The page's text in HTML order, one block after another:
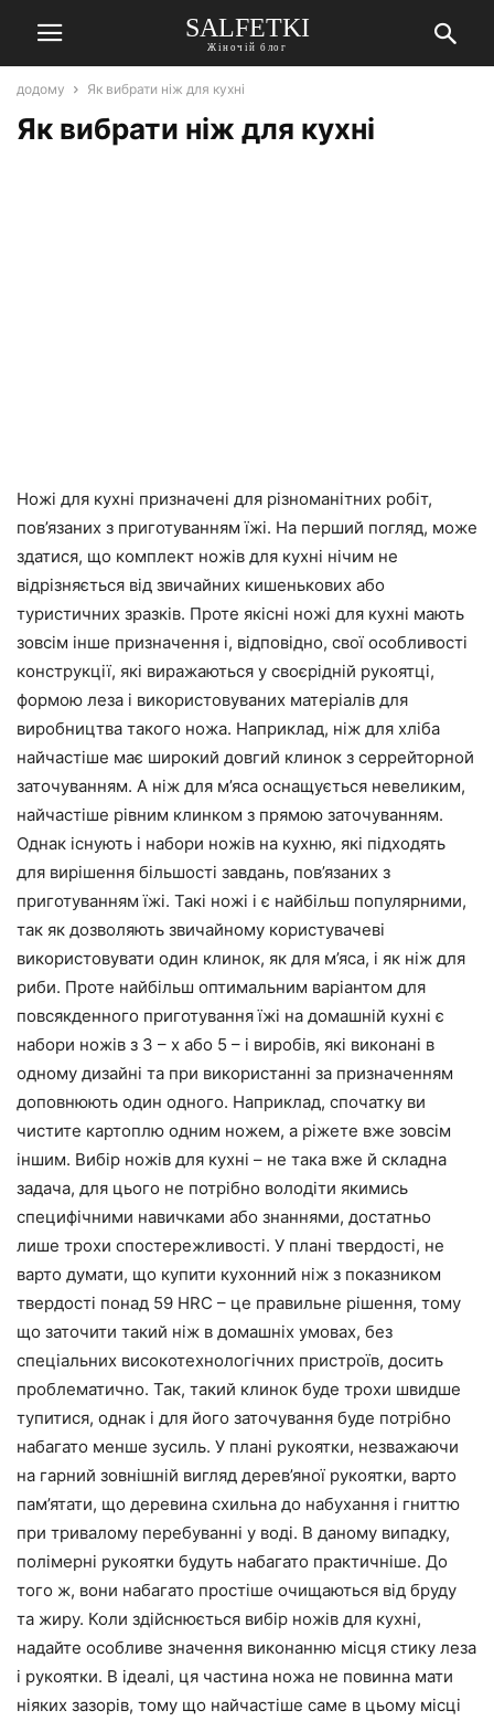
SALFETKI
Жіночій блог
додому Як вибрати ніж для кухні
Як вибрати ніж для кухні
Ножі для кухні призначені для різноманітних робіт,
пов’язаних з приготуванням їжі. На перший погляд, може
здатися, що комплект ножів для кухні нічим не
відрізняється від звичайних кишенькових або
туристичних зразків. Проте якісні ножі для кухні мають
зовсім інше призначення і, відповідно, свої особливості
конструкції, які виражаються у своєрідній рукоятці,
формою леза і використовуваних матеріалів для
виробництва такого ножа. Наприклад, ніж для хліба
найчастіше має широкий довгий клинок з серрейторной
заточуванням. А ніж для м’яса оснащується невеликим,
найчастіше рівним клинком з прямою заточуванням.
Однак існують і набори ножів на кухню, які підходять
для вирішення більшості завдань, пов’язаних з
приготуванням їжі. Такі ножі і є найбільш популярними,
так як дозволяють звичайному користувачеві
використовувати один клинок, як для м’яса, і як ніж для
риби. Проте найбільш оптимальним варіантом для
повсякденного приготування їжі на домашній кухні є
набори ножів з 3 – х або 5 – і виробів, які виконані в
одному дизайні та при використанні за призначенням
доповнюють один одного. Наприклад, спочатку ви
чистите картоплю одним ножем, а ріжете вже зовсім
іншим. Вибір ножів для кухні – не така вже й складна
задача, для цього не потрібно володіти якимись
специфічними навичками або знаннями, достатньо
лише трохи спостережливості. У плані твердості, не
варто думати, що купити кухонний ніж з показником
твердості понад 59 HRC – це правильне рішення, тому
що заточити такий ніж в домашніх умовах, без
спеціальних високотехнологічних пристроїв, досить
проблематично. Так, такий клинок буде трохи швидше
тупитися, однак і для його заточування буде потрібно
набагато менше зусиль. У плані рукоятки, незважаючи
на гарний зовнішній вигляд дерев’яної рукоятки, варто
пам’ятати, що деревина схильна до набухання і гниттю
при тривалому перебуванні у воді. В даному випадку,
полімерні рукоятки будуть набагато практичніше. До
того ж, вони набагато простіше очищаються від бруду
та жиру. Коли здійснюється вибір ножів для кухні,
надайте особливе значення виконанню місця стику леза
і рукоятки. В ідеалі, ця частина ножа не повинна мати
ніяких зазорів, тому що найчастіше саме в цьому місці